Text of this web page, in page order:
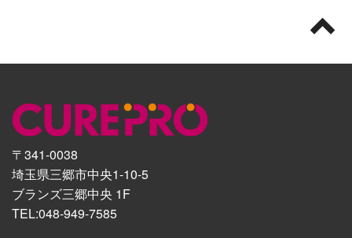
〒341-0038
埼玉県三郷市中央1-10-5
ブランズ三郷中央 1F
TEL:048-949-7585